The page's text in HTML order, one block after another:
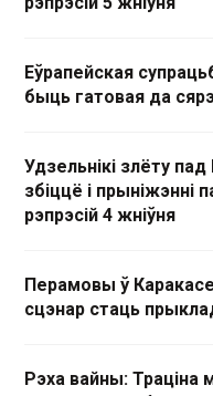
Еўрапейская
быць гатовая да
Удзельнікі злёту
збіццё і прыніжэнні
рэпрэсій 4 жніўня
Перамовы ў
сцэнар стаць
Рэха вайны: Траціна